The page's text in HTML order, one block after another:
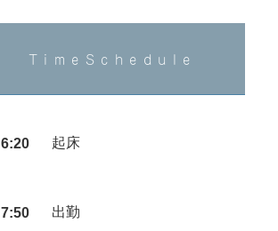
TimeSchedule
6:20 起床
7:50 出勤